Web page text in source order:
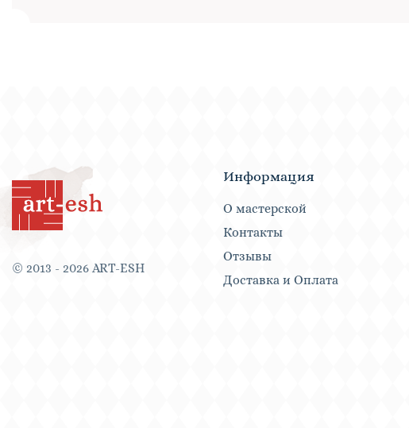
© 2013 - 2026 ART-ESH
Информация
О мастерской
Контакты
Отзывы
Доставка и Оплата